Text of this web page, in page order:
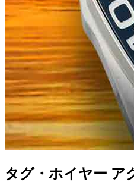
タグ・ホイヤー ア